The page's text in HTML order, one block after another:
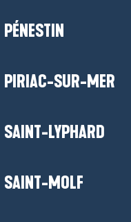
PÉNESTIN
PIRIAC-SUR-MER
SAINT-LYPHARD
SAINT-MOLF
Les randonnées
invitent à explorer
Entre...
août à La
Guérande
soirées d’été à La
jusqu’à Pénestin en